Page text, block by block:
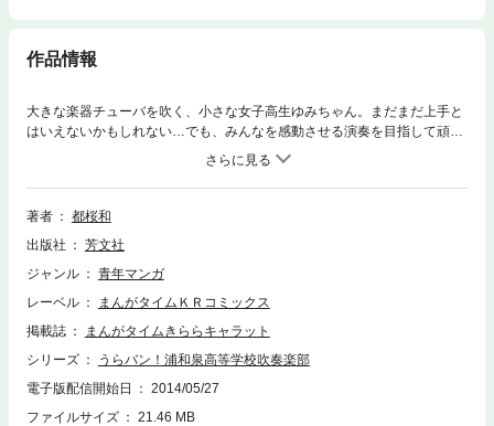
作品情報
大きな楽器チューバを吹く、小さな女子高生ゆみちゃん。まだまだ上手と
はいえないかもしれない…でも、みんなを感動させる演奏を目指して頑張
ります！浦和泉高等学校吹奏楽部、通称「うらバン」で起こる賑やかな笑
いのハーモニー。第二幕スタートです！！
著者
都桜和
出版社
芳文社
ジャンル
青年マンガ
レーベル
まんがタイムＫＲコミックス
掲載誌
まんがタイムきららキャラット
シリーズ
うらバン！浦和泉高等学校吹奏楽部
電子版配信開始日
2014/05/27
ファイルサイズ
21.46 MB